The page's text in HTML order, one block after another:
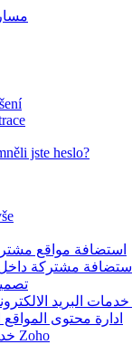
jste heslo?
استضافة مواقع
استضافة مشتركة
ادارة محتوى المواقع
خدمات زوهو Zoho